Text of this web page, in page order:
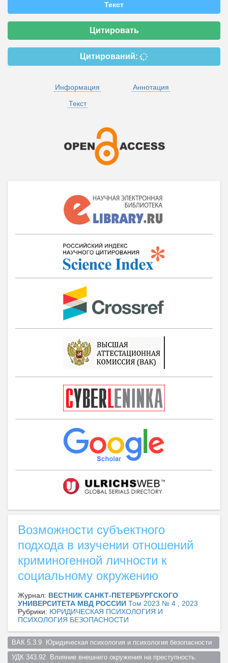
Текст
Цитировать
Цитирований:
Информация
Аннотация
Текст
Возможности субъектного
подхода в изучении отношений
криминогенной личности к
социальному окружению
Журнал: ВЕСТНИК САНКТ-ПЕТЕРБУРГСКОГО
УНИВЕРСИТЕТА МВД РОССИИ Том 2023 № 4 , 2023
Рубрики: ЮРИДИЧЕСКАЯ ПСИХОЛОГИЯ И
ПСИХОЛОГИЯ БЕЗОПАСНОСТИ
ВАК 5.3.9  Юридическая психология и психология безопасности
УДК 343.92  Влияние внешнего окружения на преступность.